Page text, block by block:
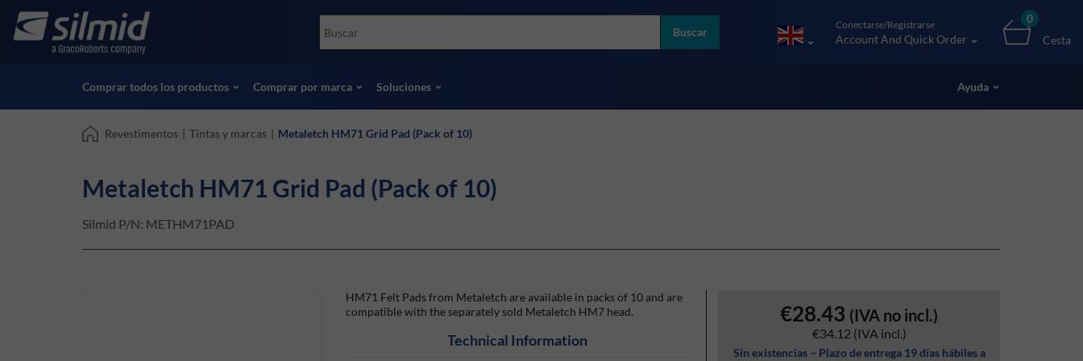
main
Accessories
Ensayos no destructivos (NDT)
Ver todos los productos
Socomore
Buscar
Conectarse/Registrarse
Account And Quick Order
0
Cesta
Comprar todos los productos Comprar por marca Soluciones Ayuda
Revestimentos | Tintas y marcas | Metaletch HM71 Grid Pad (Pack of 10)
Metaletch HM71 Grid Pad (Pack of 10)
Silmid P/N: METHM71PAD
€28.43 (IVA no incl.)
€34.12 (IVA incl.)
Sin existencias – Plazo de entrega 19 días hábiles a
HM71 Felt Pads from Metaletch are available in packs of 10 and are
compatible with the separately sold Metaletch HM7 head.
Technical Information